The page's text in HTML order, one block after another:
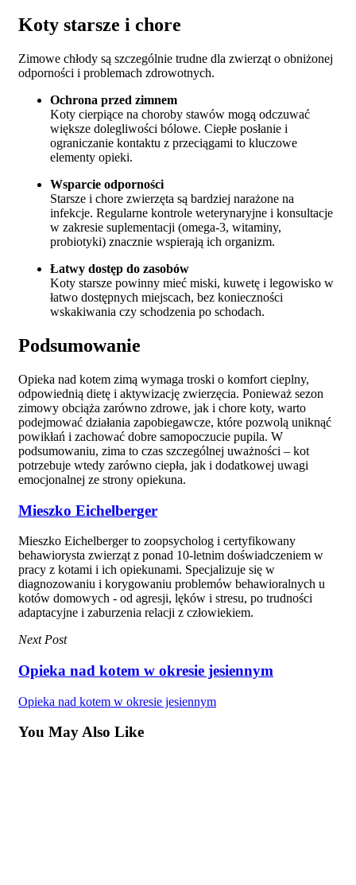
Koty starsze i chore
Zimowe chłody są szczególnie trudne dla zwierząt o obniżonej
odporności i problemach zdrowotnych.
Ochrona przed zimnem
Koty cierpiące na choroby stawów mogą odczuwać
większe dolegliwości bólowe. Ciepłe posłanie i
ograniczanie kontaktu z przeciągami to kluczowe
elementy opieki.
Wsparcie odporności
Starsze i chore zwierzęta są bardziej narażone na
infekcje. Regularne kontrole weterynaryjne i konsultacje
w zakresie suplementacji (omega-3, witaminy,
probiotyki) znacznie wspierają ich organizm.
Łatwy dostęp do zasobów
Koty starsze powinny mieć miski, kuwetę i legowisko w
łatwo dostępnych miejscach, bez konieczności
wskakiwania czy schodzenia po schodach.
Podsumowanie
Opieka nad kotem zimą wymaga troski o komfort cieplny,
odpowiednią dietę i aktywizację zwierzęcia. Ponieważ sezon
zimowy obciąża zarówno zdrowe, jak i chore koty, warto
podejmować działania zapobiegawcze, które pozwolą uniknąć
powikłań i zachować dobre samopoczucie pupila. W
podsumowaniu, zima to czas szczególnej uważności – kot
potrzebuje wtedy zarówno ciepła, jak i dodatkowej uwagi
emocjonalnej ze strony opiekuna.
Mieszko Eichelberger
Mieszko Eichelberger to zoopsycholog i certyfikowany
behawiorysta zwierząt z ponad 10-letnim doświadczeniem w
pracy z kotami i ich opiekunami. Specjalizuje się w
diagnozowaniu i korygowaniu problemów behawioralnych u
kotów domowych - od agresji, lęków i stresu, po trudności
adaptacyjne i zaburzenia relacji z człowiekiem.
Next Post
Opieka nad kotem w okresie jesiennym
Opieka nad kotem w okresie jesiennym
You May Also Like